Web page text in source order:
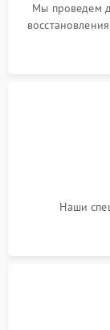
Мы проведем
Наши